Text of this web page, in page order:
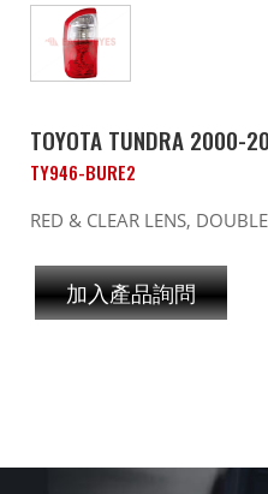
TOYOTA TUNDRA 2000-
TY946-BURE2
RED & CLEAR LENS,
加入產品詢問